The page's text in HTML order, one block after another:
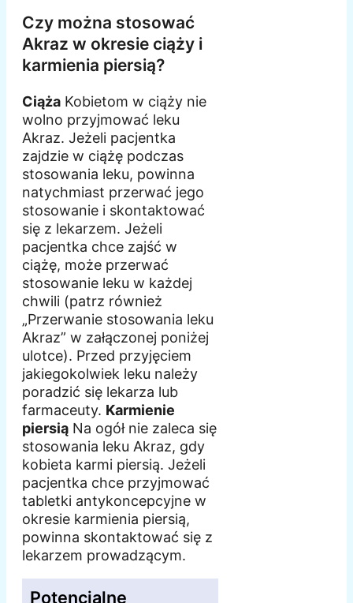
Czy można stosować
Akraz w okresie ciąży i
karmienia piersią?
Ciąża Kobietom w ciąży nie
wolno przyjmować leku
Akraz. Jeżeli pacjentka
zajdzie w ciążę podczas
stosowania leku, powinna
natychmiast przerwać jego
stosowanie i skontaktować
się z lekarzem. Jeżeli
pacjentka chce zajść w
ciążę, może przerwać
stosowanie leku w każdej
chwili (patrz również
„Przerwanie stosowania leku
Akraz” w załączonej poniżej
ulotce). Przed przyjęciem
jakiegokolwiek leku należy
poradzić się lekarza lub
farmaceuty. Karmienie
piersią Na ogół nie zaleca się
stosowania leku Akraz, gdy
kobieta karmi piersią. Jeżeli
pacjentka chce przyjmować
tabletki antykoncepcyjne w
okresie karmienia piersią,
powinna skontaktować się z
lekarzem prowadzącym.
Potencjalne